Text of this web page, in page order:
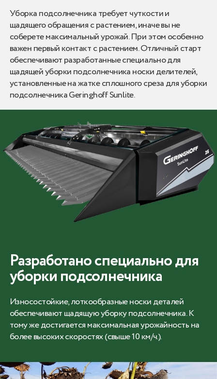
Уборка подсолнечника требует чуткости и
щадящего обращения с растением, иначе вы не
соберете максимальный урожай. При этом особенно
важен первый контакт с растением. Отличный старт
обеспечивают разработанные специально для
щадящей уборки подсолнечника носки делителей,
установленные на жатке сплошного среза для уборки
подсолнечника Geringhoff Sunlite.
Разработано специально для
уборки подсолнечника
Износостойкие, лоткообразные носки деталей
обеспечивают щадящую уборку подсолнечника. К
тому же достигается максимальная урожайность на
более высоких скоростях (свыше 10 км/ч.).